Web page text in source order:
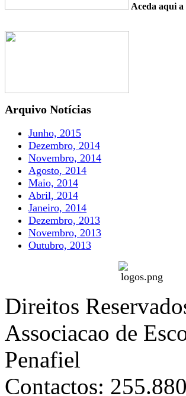
Aceda aqui
Arquivo Notícias
Junho, 2015
Dezembro, 2014
Novembro, 2014
Agosto, 2014
Maio, 2014
Abril, 2014
Janeiro, 2014
Dezembro, 2013
Novembro, 2013
Outubro, 2013
Direitos
Associacao de
Penafiel
Contactos: